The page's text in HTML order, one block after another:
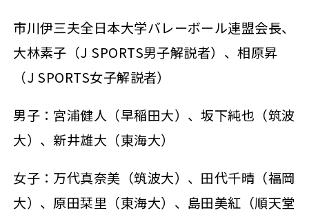
市川伊三夫全日本大学バレーボール連盟会長、
大林素子（J SPORTS男子解説者）、相原昇
（J SPORTS女子解説者）
男子：宮浦健人（早稲田大）、坂下純也（筑波
大）、新井雄大（東海大）
女子：万代真奈美（筑波大）、田代千晴（福岡
大）、原田栞里（東海大）、島田美紅（順天堂